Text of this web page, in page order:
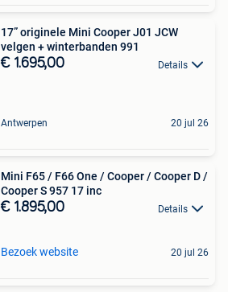
17” originele Mini Cooper J01 JCW
velgen + winterbanden 991
€ 1.695,00 Details
Antwerpen 20 jul 26
Mini F65 / F66 One / Cooper / Cooper D /
Cooper S 957 17 inc
€ 1.895,00 Details
Bezoek website 20 jul 26